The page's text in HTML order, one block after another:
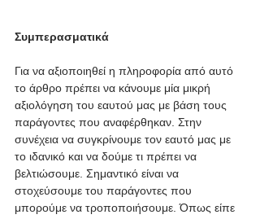
Συμπερασματικά
Για να αξιοποιηθεί η πληροφορία από αυτό
το άρθρο πρέπει να κάνουμε μία μικρή
αξιολόγηση του εαυτού μας με βάση τους
παράγοντες που αναφέρθηκαν. Στην
συνέχεια να συγκρίνουμε τον εαυτό μας με
το ιδανικό και να δούμε τι πρέπει να
βελτιώσουμε. Σημαντικό είναι να
στοχεύσουμε του παράγοντες που
μπορούμε να τροποποιήσουμε. Όπως είπε